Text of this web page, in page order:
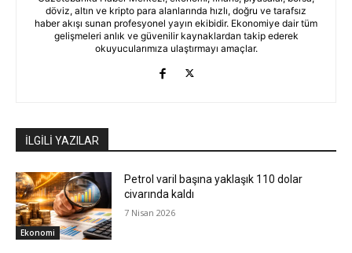
döviz, altın ve kripto para alanlarında hızlı, doğru ve tarafsız
haber akışı sunan profesyonel yayın ekibidir. Ekonomiye dair tüm
gelişmeleri anlık ve güvenilir kaynaklardan takip ederek
okuyucularımıza ulaştırmayı amaçlar.
İLGİLİ YAZILAR
Ekonomi
Petrol varil başına yaklaşık 110 dolar
civarında kaldı
7 Nisan 2026